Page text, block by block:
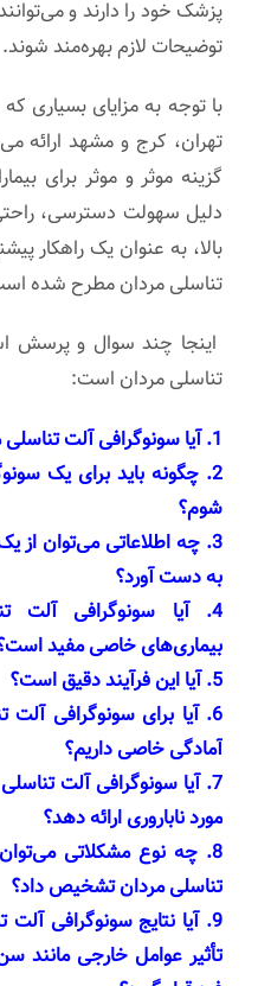
پزشک خود را دارند و
توضیحات لازم بهره‌مند شوند.
با توجه به مزایای بسیاری
تهران، کرج و مشهد ارائه
گزینه موثر و موثر برای
دلیل سهولت دسترسی،
بالا، به عنوان یک راهکار
تناسلی مردان مطرح شده
اینجا چند سوال و پرسش
تناسلی مردان است:
1. آیا سونوگرافی آلت تناسلی مردان یک فرایند دردآور است؟
2. چگونه باید برای یک
شوم؟
3. چه اطلاعاتی می‌توان از
به دست آورد؟
4. آیا سونوگرافی آلت
بیماری‌های خاصی مفید
5. آیا این فرآیند دقیق است؟
6. آیا برای سونوگرافی
آمادگی خاصی داریم؟
7. آیا سونوگرافی آلت
مورد ناباروری ارائه دهد؟
8. چه نوع مشکلاتی
تناسلی مردان تشخیص داد؟
9. آیا نتایج سونوگرافی
تأثیر عوامل خارجی مانند